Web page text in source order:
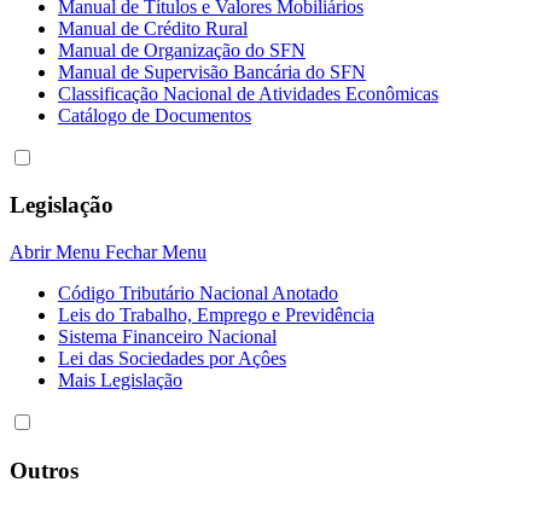
Manual de Títulos e Valores Mobiliários
Manual de Crédito Rural
Manual de Organização do SFN
Manual de Supervisão Bancária do SFN
Classificação Nacional de Atividades Econômicas
Catálogo de Documentos
Legislação
Abrir Menu Fechar Menu
Código Tributário Nacional Anotado
Leis do Trabalho, Emprego e Previdência
Sistema Financeiro Nacional
Lei das Sociedades por Açôes
Mais Legislação
Outros